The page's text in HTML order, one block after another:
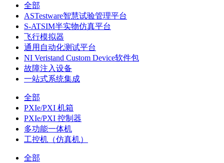
全部
ASTestware智慧试验管理平台
S-ATSIM半实物仿真平台
飞行模拟器
通用自动化测试平台
NI Veristand Custom Device软件包
故障注入设备
一站式系统集成
全部
PXIe/PXI 机箱
PXIe/PXI 控制器
多功能一体机
工控机（仿真机）
全部